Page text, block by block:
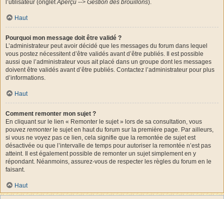
l’utilisateur (ongletAperçu --> Gestion des brouillons).
Haut
Pourquoi mon message doit être validé ?
L’administrateur peut avoir décidé que les messages du forum dans lequel
vous postez nécessitent d’être validés avant d’être publiés. Il est possible
aussi que l’administrateur vous ait placé dans un groupe dont les messages
doivent être validés avant d’être publiés. Contactez l’administrateur pour plus
d’informations.
Haut
Comment remonter mon sujet ?
En cliquant sur le lien « Remonter le sujet » lors de sa consultation, vous
pouvez remonterle sujet en haut du forum sur la première page. Par ailleurs,
si vous ne voyez pas ce lien, cela signifie que la remontée de sujet est
désactivée ou que l’intervalle de temps pour autoriser la remontée n’est pas
atteint. Il est également possible de remonter un sujet simplement en y
répondant. Néanmoins, assurez-vous de respecter les règles du forum en le
faisant.
Haut